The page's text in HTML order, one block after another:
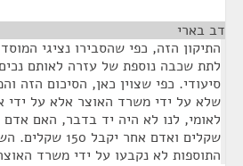
דב בארי
התיקון הזה, כפי שהסבירו נציגי
לתת שכבה נוספת של עזרה לאותם
סיעודי. כפי שצוין כאן, הסיכום הזה
שלא על ידי משרד האוצר אלא על ידי
שקלים ואדם אחר
התוספות לא נקבעו על ידי משרד